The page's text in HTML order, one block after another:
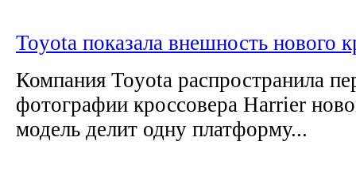
Toyota показала внешность нового
Компания Toyota распространила
фотографии кроссовера Harrier
модель делит одну платформу...